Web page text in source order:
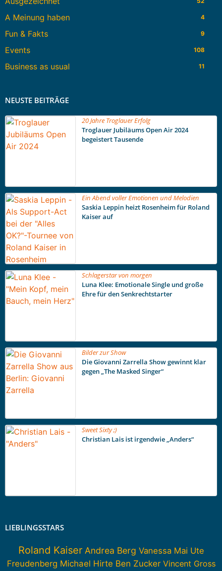
A Meinung haben 4
Fun & Fakts 9
Events 108
Business as usual 11
NEUSTE BEITRÄGE
20 Jahre Troglauer Erfolg
Troglauer Jubiläums Open Air 2024
begeistert Tausende
Ein Abend voller Emotionen und Melodien
Saskia Leppin heizt Rosenheim für Roland
Kaiser auf
Schlagerstar von morgen
Luna Klee: Emotionale Single und große
Ehre für den Senkrechtstarter
Bilder zur Show
Die Giovanni Zarrella Show gewinnt klar
gegen „The Masked Singer“
Sweet Sixty ;)
Christian Lais ist irgendwie „Anders“
LIEBLINGSSTARS
Roland Kaiser Andrea Berg Vanessa Mai Ute
Freudenberg Michael Hirte Ben Zucker Vincent Gross